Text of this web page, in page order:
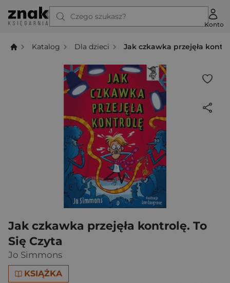
Czego szukasz?
Konto
Katalog Dla dzieci Jak czkawka przejęła
Jak czkawka przejęła kontrolę. To
Się Czyta
Jo Simmons
KSIĄŻKA